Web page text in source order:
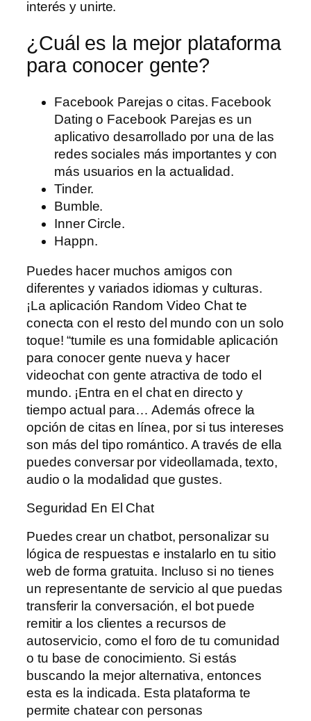
interés y unirte.
¿Cuál es la mejor plataforma
para conocer gente?
Facebook Parejas o citas. Facebook
Dating o Facebook Parejas es un
aplicativo desarrollado por una de las
redes sociales más importantes y con
más usuarios en la actualidad.
Tinder.
Bumble.
Inner Circle.
Happn.
Puedes hacer muchos amigos con
diferentes y variados idiomas y culturas.
¡La aplicación Random Video Chat te
conecta con el resto del mundo con un solo
toque! “tumile es una formidable aplicación
para conocer gente nueva y hacer
videochat con gente atractiva de todo el
mundo. ¡Entra en el chat en directo y
tiempo actual para… Además ofrece la
opción de citas en línea, por si tus intereses
son más del tipo romántico. A través de ella
puedes conversar por videollamada, texto,
audio o la modalidad que gustes.
Seguridad En El Chat
Puedes crear un chatbot, personalizar su
lógica de respuestas e instalarlo en tu sitio
web de forma gratuita. Incluso si no tienes
un representante de servicio al que puedas
transferir la conversación, el bot puede
remitir a los clientes a recursos de
autoservicio, como el foro de tu comunidad
o tu base de conocimiento. Si estás
buscando la mejor alternativa, entonces
esta es la indicada. Esta plataforma te
permite chatear con personas